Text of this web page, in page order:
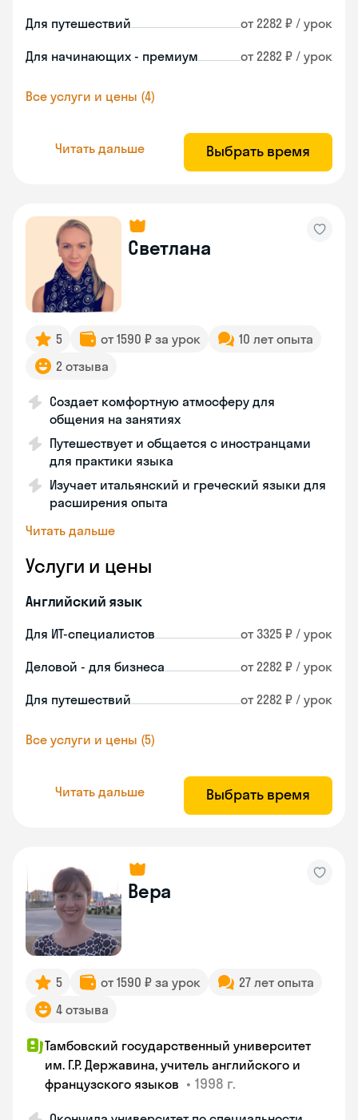
Для путешествий от 2282 ₽ / урок
Для начинающих - премиум от 2282 ₽ / урок
Все услуги и цены (4)
Читать дальше Выбрать время
Светлана
5 от 1590 ₽ за урок
10 лет опыта
2 отзыва
Создает комфортную атмосферу для
общения на занятиях
Путешествует и общается с иностранцами
для практики языка
Изучает итальянский и греческий языки для
расширения опыта
Читать дальше
Услуги и цены
Английский язык
Для ИТ-специалистов от 3325 ₽ / урок
Деловой - для бизнеса от 2282 ₽ / урок
Для путешествий от 2282 ₽ / урок
Все услуги и цены (5)
Читать дальше Выбрать время
Вера
5 от 1590 ₽ за урок
27 лет опыта
4 отзыва
Тамбовский государственный университет
им. Г.Р. Державина, учитель английского и
французского языков • 1998 г.